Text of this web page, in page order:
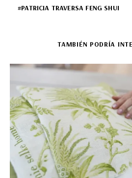
PATRICIA TRAVERSA FENG SHUI
TAMBIÉN PODRÍA